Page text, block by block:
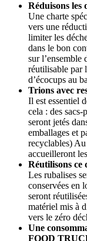
Réduisons les
Une charte
vers une
limiter les
dans le bon
sur l’ensemble
réutilisable par
d’écocups au
Trions avec
Il est essentiel
cela : des
seront jetés
emballages et
recyclables)
accueilleront
Réutilisons ce
Les rubalises
conservées en
seront
matériel mis à
vers le zéro
Une
FOOD